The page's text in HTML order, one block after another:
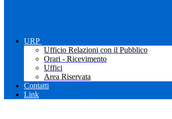
URP
Ufficio Relazioni con il Pubblico
Orari - Ricevimento
Uffici
Area Riservata
Contatti
Link